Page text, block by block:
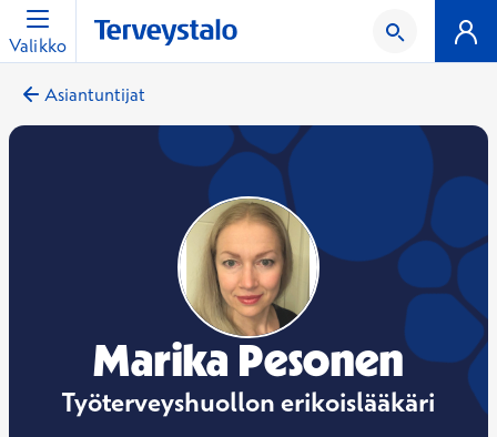
Valikko
Asiantuntijat
Marika Pesonen
Työterveyshuollon erikoislääkäri